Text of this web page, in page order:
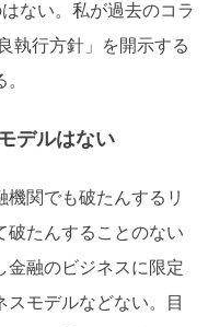
ない。私が過去のコラ
執行方針」を開示する
デルはない
関でも破たんするリ
破たんすることのない
金融のビジネスに限定
スモデルなどない。目